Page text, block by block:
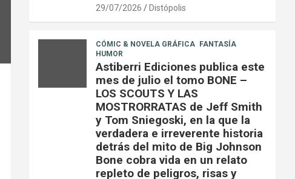
29/07/2026 Distópolis
CÓMIC & NOVELA GRÁFICA
FANTASÍA
HUMOR
Astiberri Ediciones publica este
mes de julio el tomo BONE –
LOS SCOUTS Y LAS
MOSTRORRATAS de Jeff Smith
y Tom Sniegoski, en la que la
verdadera e irreverente historia
detrás del mito de Big Johnson
Bone cobra vida en un relato
repleto de peligros, risas y